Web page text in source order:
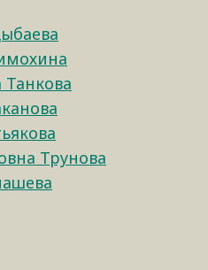
Танкова
Трунова